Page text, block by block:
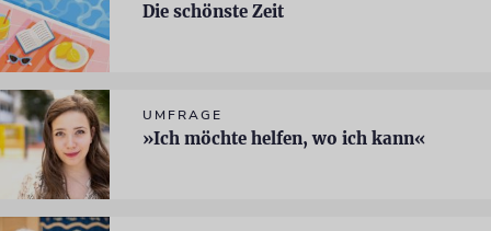
Die schönste Zeit
UMFRAGE
»Ich möchte helfen, wo ich kann«